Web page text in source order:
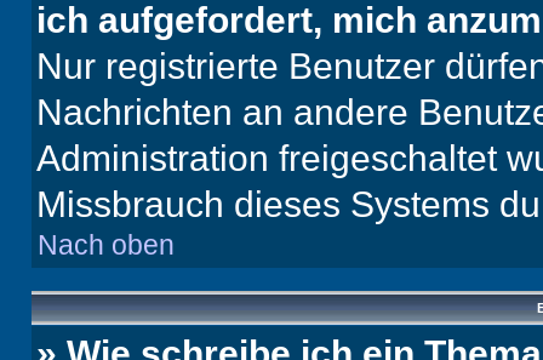
ich aufgefordert, mich
Nur registrierte Benutzer
Nachrichten an andere
Administration freigeschaltet
Missbrauch dieses Systems
Nach oben